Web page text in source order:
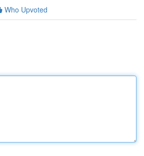
Who Upvoted